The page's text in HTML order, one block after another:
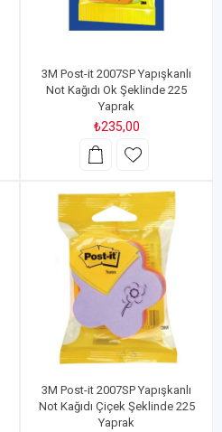
3M Post-it 2007SP Yapışkanlı
Not Kağıdı Ok Şeklinde 225
Yaprak
₺235,00
3M Post-it 2007SP Yapışkanlı
Not Kağıdı Çiçek Şeklinde 225
Yaprak